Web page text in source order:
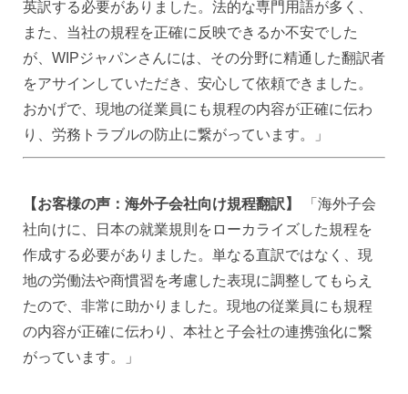
英訳する必要がありました。法的な専門用語が多く、
また、当社の規程を正確に反映できるか不安でした
が、WIPジャパンさんには、その分野に精通した翻訳者
をアサインしていただき、安心して依頼できました。
おかげで、現地の従業員にも規程の内容が正確に伝わ
り、労務トラブルの防止に繋がっています。」
【お客様の声：海外子会社向け規程翻訳】
「海外子会
社向けに、日本の就業規則をローカライズした規程を
作成する必要がありました。単なる直訳ではなく、現
地の労働法や商慣習を考慮した表現に調整してもらえ
たので、非常に助かりました。現地の従業員にも規程
の内容が正確に伝わり、本社と子会社の連携強化に繋
がっています。」